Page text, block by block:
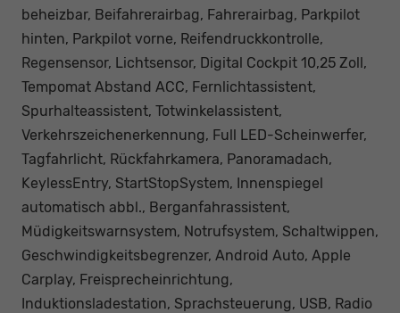
beheizbar, Beifahrerairbag, Fahrerairbag, Parkpilot
hinten, Parkpilot vorne, Reifendruckkontrolle,
Regensensor, Lichtsensor, Digital Cockpit 10,25 Zoll,
Tempomat Abstand ACC, Fernlichtassistent,
Spurhalteassistent, Totwinkelassistent,
Verkehrszeichenerkennung, Full LED-Scheinwerfer,
Tagfahrlicht, Rückfahrkamera, Panoramadach,
KeylessEntry, StartStopSystem, Innenspiegel
automatisch abbl., Berganfahrassistent,
Müdigkeitswarnsystem, Notrufsystem, Schaltwippen,
Geschwindigkeitsbegrenzer, Android Auto, Apple
Carplay, Freisprecheinrichtung,
Induktionsladestation, Sprachsteuerung, USB, Radio